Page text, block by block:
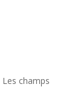
Les champs